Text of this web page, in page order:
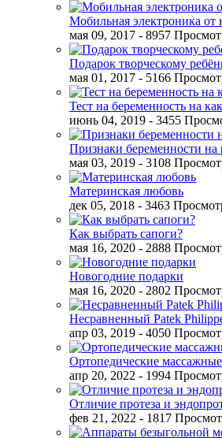
Мобильная электроника от
мая 09, 2017 - 8957
Подарок творческому
мая 01, 2017 - 5166
Тест на беременность на
июнь 04, 2019 - 3455
Признаки беременности на
мая 03, 2019 - 3108
Материнская любовь
дек 05, 2018 - 3463
Как выбрать сапоги?
мая 16, 2020 - 2888
Новогодние подарки
мая 16, 2020 - 2802
Несравненный Patek
апр 03, 2019 - 4050
Ортопедические массажные
апр 20, 2022 - 1994
Отличие протеза и
фев 21, 2022 - 1817